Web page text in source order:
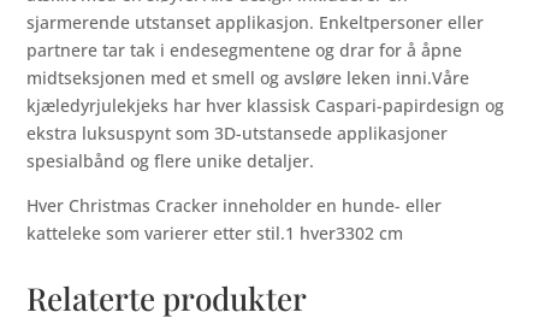
sjarmerende utstanset applikasjon. Enkeltpersoner eller
partnere tar tak i endesegmentene og drar for å åpne
midtseksjonen med et smell og avsløre leken inni.Våre
kjæledyrjulekjeks har hver klassisk Caspari-papirdesign og
ekstra luksuspynt som 3D-utstansede applikasjoner
spesialbånd og flere unike detaljer.
Hver Christmas Cracker inneholder en hunde- eller
katteleke som varierer etter stil.1 hver3302 cm
Relaterte produkter